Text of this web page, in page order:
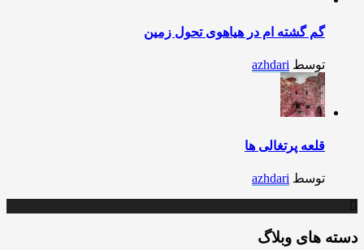
گم گشته ام در هیاهوی تحول زمین
توسط azhdari
قلعه پرتغالی ها
توسط azhdari
دسته های وبلاگ